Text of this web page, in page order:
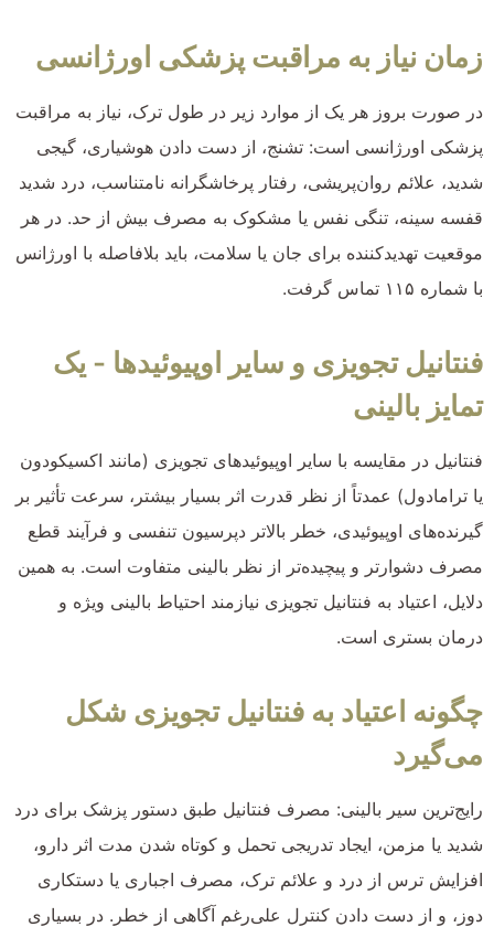
زمان نیاز به مراقبت پزشکی اورژانسی
در صورت بروز هر یک از موارد زیر در طول ترک، نیاز به مراقبت
پزشکی اورژانسی است: تشنج، از دست دادن هوشیاری، گیجی
شدید، علائم روان‌پریشی، رفتار پرخاشگرانه نامتناسب، درد شدید
قفسه سینه، تنگی نفس یا مشکوک به مصرف بیش از حد. در هر
موقعیت تهدیدکننده برای جان یا سلامت، باید بلافاصله با اورژانس
با شماره ۱۱۵ تماس گرفت.
فنتانیل تجویزی و سایر اوپیوئیدها - یک
تمایز بالینی
فنتانیل در مقایسه با سایر اوپیوئیدهای تجویزی (مانند اکسیکودون
یا ترامادول) عمدتاً از نظر قدرت اثر بسیار بیشتر، سرعت تأثیر بر
گیرنده‌های اوپیوئیدی، خطر بالاتر دپرسیون تنفسی و فرآیند قطع
مصرف دشوارتر و پیچیده‌تر از نظر بالینی متفاوت است. به همین
دلایل، اعتیاد به فنتانیل تجویزی نیازمند احتیاط بالینی ویژه و
درمان بستری است.
چگونه اعتیاد به فنتانیل تجویزی شکل
می‌گیرد
رایج‌ترین سیر بالینی: مصرف فنتانیل طبق دستور پزشک برای درد
شدید یا مزمن، ایجاد تدریجی تحمل و کوتاه شدن مدت اثر دارو،
افزایش ترس از درد و علائم ترک، مصرف اجباری یا دستکاری
دوز، و از دست دادن کنترل علی‌رغم آگاهی از خطر. در بسیاری